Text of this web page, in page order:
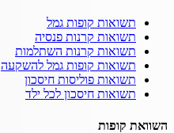
תשואות קופות גמל
תשואות קרנות פנסיה
תשואות קרנות השתלמות
תשואות קופות גמל להשקעה
תשואות פוליסות חיסכון
תשואות חיסכון לכל ילד
השוואת קופות